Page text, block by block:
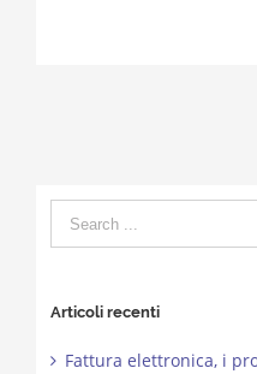
Search
for:
Articoli recenti
Fattura elettronica, i